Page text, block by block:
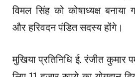
विमल सिंह को कोषाध्यक्ष बनाया
और हरिवदन पंडित सदस्य होंगे।
मुखिया प्रतिनिधि ई. रंजीत कुमार